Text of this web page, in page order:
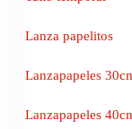
Lanza papelitos
Lanzapapeles
Lanzapapeles